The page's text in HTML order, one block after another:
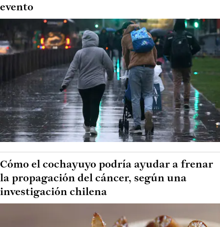
evento
Cómo el cochayuyo podría ayudar a frenar
la propagación del cáncer, según una
investigación chilena